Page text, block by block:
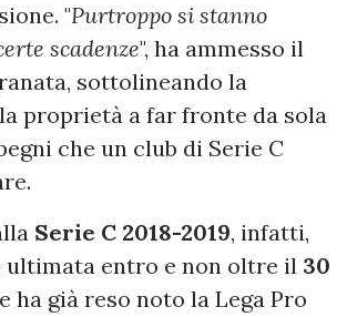
"Purtroppo si stanno
scadenze", ha ammesso il
sottolineando la
proprietà a far fronte da sola
che un club di Serie C
Serie C 2018-2019, infatti,
ultimata entro e non oltre il 30
ha già reso noto la Lega Pro